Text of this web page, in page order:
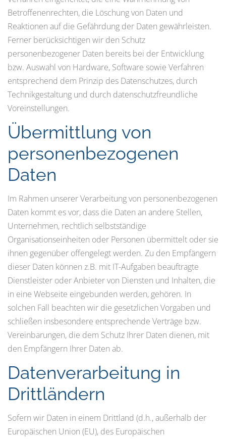
Betroffenenrechten, die Löschung von Daten und
Reaktionen auf die Gefährdung der Daten gewährleisten.
Ferner berücksichtigen wir den Schutz
personenbezogener Daten bereits bei der Entwicklung
bzw. Auswahl von Hardware, Software sowie Verfahren
entsprechend dem Prinzip des Datenschutzes, durch
Technikgestaltung und durch datenschutzfreundliche
Voreinstellungen.
Übermittlung von
personenbezogenen
Daten
Im Rahmen unserer Verarbeitung von personenbezogenen
Daten kommt es vor, dass die Daten an andere Stellen,
Unternehmen, rechtlich selbstständige
Organisationseinheiten oder Personen übermittelt oder sie
ihnen gegenüber offengelegt werden. Zu den Empfängern
dieser Daten können z.B. mit IT-Aufgaben beauftragte
Dienstleister oder Anbieter von Diensten und Inhalten, die
in eine Webseite eingebunden werden, gehören. In
solchen Fall beachten wir die gesetzlichen Vorgaben und
schließen insbesondere entsprechende Verträge bzw.
Vereinbarungen, die dem Schutz Ihrer Daten dienen, mit
den Empfängern Ihrer Daten ab.
Datenverarbeitung in
Drittländern
Sofern wir Daten in einem Drittland (d.h., außerhalb der
Europäischen Union (EU), des Europäischen